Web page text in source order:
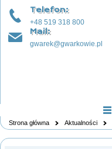
Telefon:
+48 519 318 800
Mail:
gwarek@gwarkowie.pl
Strona główna Aktualności